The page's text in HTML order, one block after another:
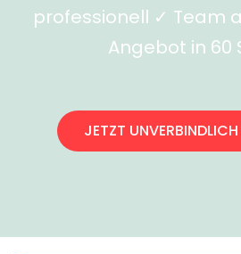
professionell ✓ Team
Angebot in 60
JETZT